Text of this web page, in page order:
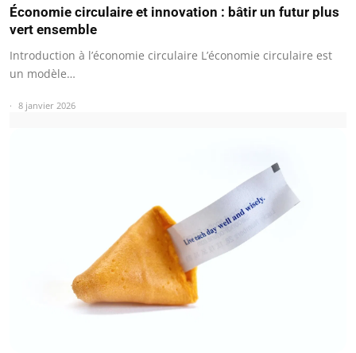
Économie circulaire et innovation : bâtir un futur plus
vert ensemble
Introduction à l’économie circulaire L’économie circulaire est
un modèle…
8 janvier 2026